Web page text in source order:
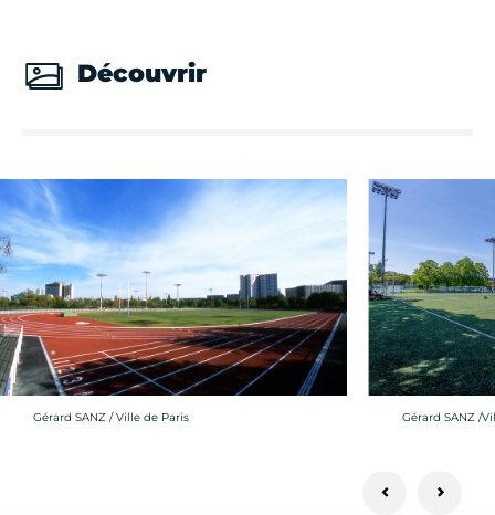
Découvrir
Crédit photo :
Gérard SANZ / Ville de Paris Crédit photo :
Gérard SANZ /